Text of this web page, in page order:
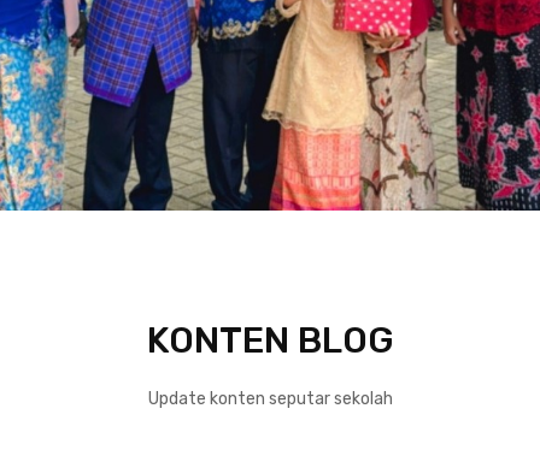
KONTEN BLOG
Update konten seputar sekolah